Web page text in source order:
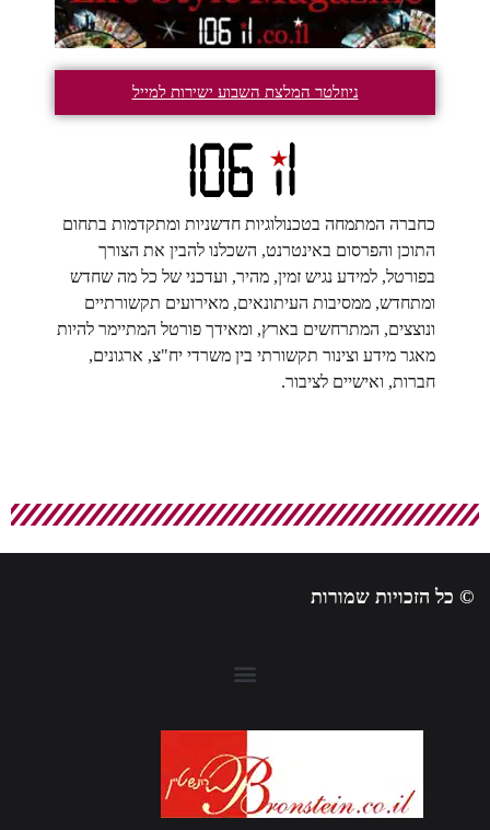
ניוזלטר המלצת השבוע ישירות למייל
כחברה המתמחה בטכנולוגיות חדשניות ומתקדמות בתחום
התוכן והפרסום באינטרנט, השכלנו להבין את הצורך
בפורטל, למידע נגיש זמין, מהיר, ועדכני של כל מה שחדש
ומתחדש, ממסיבות העיתונאים, מאירועים תקשורתיים
ונוצצים, המתרחשים בארץ, ומאידך פורטל המתיימר להיות
מאגר מידע וצינור תקשורתי בין משרדי יח"צ, ארגונים,
חברות, ואישיים לציבור.
כל הזכויות שמורות